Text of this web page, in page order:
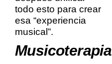
todo esto para crear
esa “experiencia
musical”.
Musicoterapia